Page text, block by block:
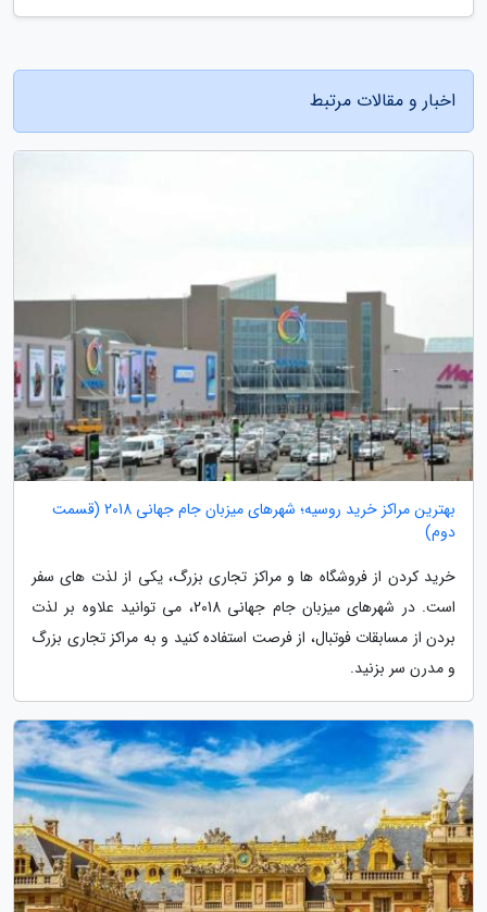
اخبار و مقالات مرتبط
بهترین مراکز خرید روسیه؛ شهرهای میزبان جام جهانی 2018 (قسمت
دوم)
خرید کردن از فروشگاه ها و مراکز تجاری بزرگ، یکی از لذت های سفر
است. در شهرهای میزبان جام جهانی 2018، می توانید علاوه بر لذت
بردن از مسابقات فوتبال، از فرصت استفاده کنید و به مراکز تجاری بزرگ
و مدرن سر بزنید.